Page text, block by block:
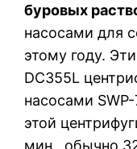
буровых
насосами для
этому году.
DC355L
насосами
этой
мин., обычно